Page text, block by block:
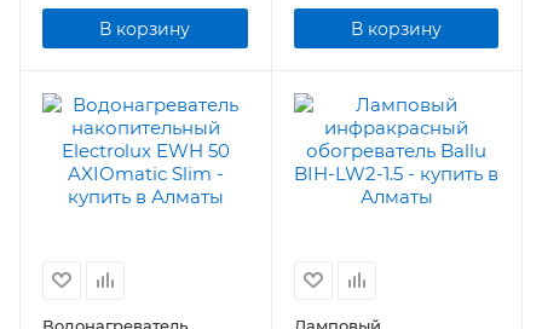
В корзину В корзину
Водонагреватель
Ламповый